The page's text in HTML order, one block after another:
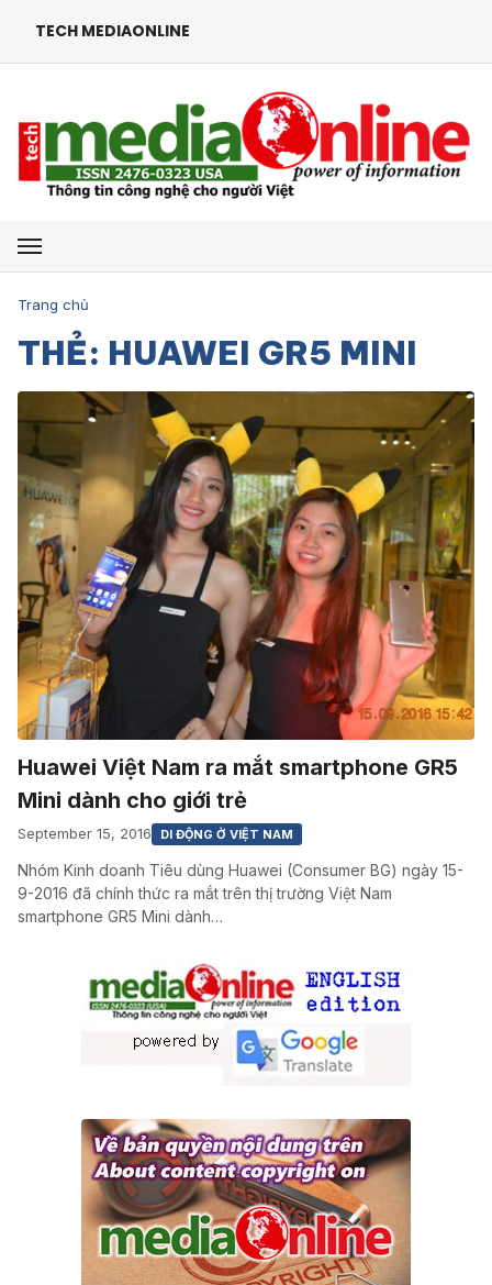
TECH MEDIAONLINE
Mở menu
Trang chủ
THẺ: HUAWEI GR5 MINI
Huawei Việt Nam ra mắt smartphone GR5
Mini dành cho giới trẻ
September 15, 2016 DI ĐỘNG Ở VIỆT NAM
Nhóm Kinh doanh Tiêu dùng Huawei (Consumer BG) ngày 15-
9-2016 đã chính thức ra mắt trên thị trường Việt Nam
smartphone GR5 Mini dành…